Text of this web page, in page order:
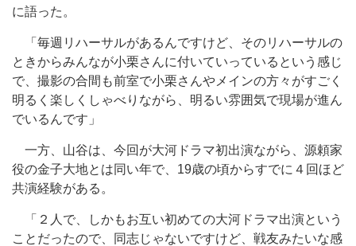
に語った。
「毎週リハーサルがあるんですけど、そのリハーサルの
ときからみんなが小栗さんに付いていっているという感じ
で、撮影の合間も前室で小栗さんやメインの方々がすごく
明るく楽しくしゃべりながら、明るい雰囲気で現場が進ん
でいるんです」
一方、山谷は、今回が大河ドラマ初出演ながら、源頼家
役の金子大地とは同い年で、19歳の頃からすでに４回ほど
共演経験がある。
「２人で、しかもお互い初めての大河ドラマ出演という
ことだったので、同志じゃないですけど、戦友みたいな感